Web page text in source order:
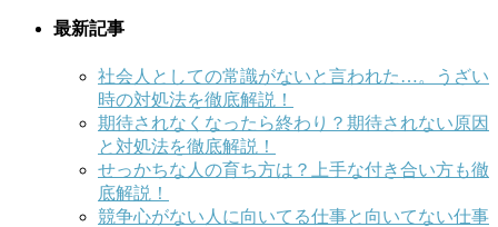
最新記事
社会人としての常識がないと言われた…。うざい
時の対処法を徹底解説！
期待されなくなったら終わり？期待されない原因
と対処法を徹底解説！
せっかちな人の育ち方は？上手な付き合い方も徹
底解説！
競争心がない人に向いてる仕事と向いてない仕事